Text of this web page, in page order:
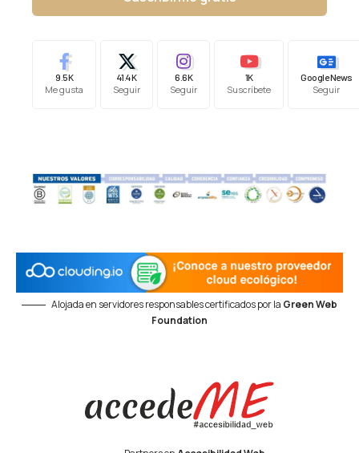
9.5K
Me gusta
41.4K
Seguir
6.6K
Seguir
1K
Suscríbete
Google News
Seguir
Alojada en servidores responsables certificados por la Green Web
Foundation